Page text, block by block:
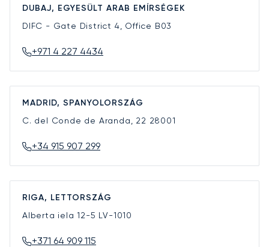
DUBAJ, EGYESÜLT ARAB EMÍRSÉGEK
DIFC - Gate District 4, Office B03
+971 4 227 4434
MADRID, SPANYOLORSZÁG
C. del Conde de Aranda, 22 28001
+34 915 907 299
RIGA, LETTORSZÁG
Alberta iela 12-5 LV-1010
+371 64 909 115